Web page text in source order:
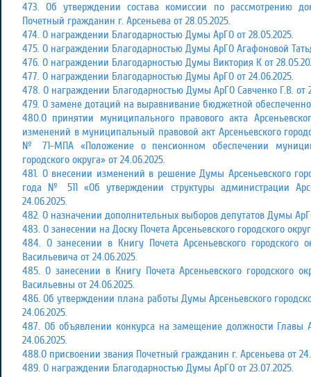
473. Об утверждении состава комиссии по рассмотрению
Почетный гражданин г. Арсеньева от 28.05.2025.
474. О награждении Благодарностью Думы АрГО от 28.05.2025.
475. О награждении Благодарностью Думы АрГО Агафоновой
476. О награждении Благодарностью Думы Виктория К от
477. О награждении Благодарностью Думы АрГО от 24.06.2025.
478. О награждении Благодарностью Думы АрГО Савченко Г.В. от
479. О замене дотаций на выравнивание бюджетной
480.О принятии муниципального правового акта
изменений в муниципальный правовой акт Арсеньевского
№ 71-МПА «Положение о пенсионном обеспечении
городского округа» от 24.06.2025.
481. О внесении изменений в решение Думы Арсеньевского
года № 511 «Об утверждении структуры администрации
24.06.2025.
482. О назначении дополнительных выборов депутатов Думы
483. О занесении на Доску Почета Арсеньевского городского
484. О занесении в Книгу Почета Арсеньевского городского
Васильевича от 24.06.2025.
485. О занесении в Книгу Почета Арсеньевского городского
Васильевны от 24.06.2025.
486. Об утверждении плана работы Думы Арсеньевского
24.06.2025.
487. Об объявлении конкурса на замещение должности Главы
24.06.2025.
488.О присвоении звания Почетный гражданин г. Арсеньева от
489. О награждении Благодарностью Думы АрГО от 23.07.2025.